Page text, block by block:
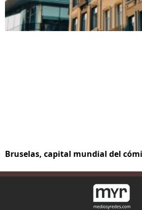
Bruselas, capital mundial del